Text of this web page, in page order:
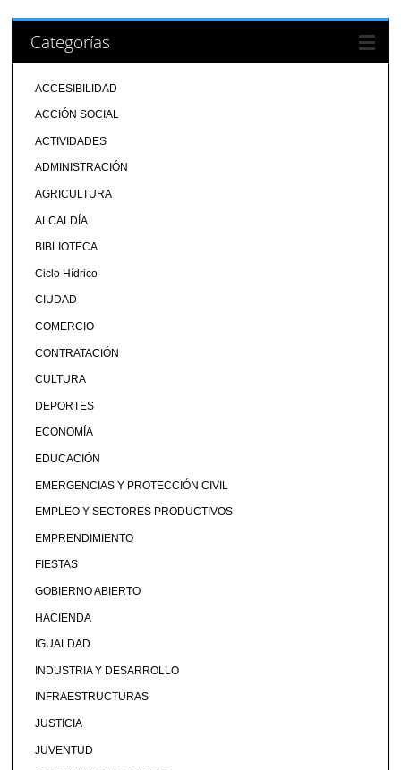
Categorías
ACCESIBILIDAD
ACCIÓN SOCIAL
ACTIVIDADES
ADMINISTRACIÓN
AGRICULTURA
ALCALDÍA
BIBLIOTECA
Ciclo Hídrico
CIUDAD
COMERCIO
CONTRATACIÓN
CULTURA
DEPORTES
ECONOMÍA
EDUCACIÓN
EMERGENCIAS Y PROTECCIÓN CIVIL
EMPLEO Y SECTORES PRODUCTIVOS
EMPRENDIMIENTO
FIESTAS
GOBIERNO ABIERTO
HACIENDA
IGUALDAD
INDUSTRIA Y DESARROLLO
INFRAESTRUCTURAS
JUSTICIA
JUVENTUD